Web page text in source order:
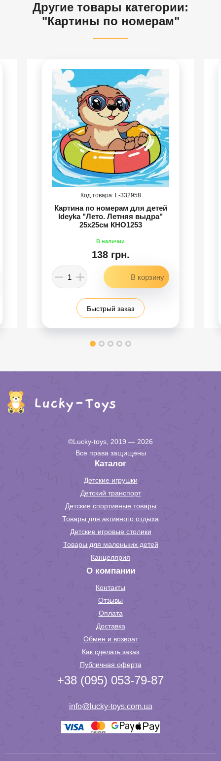
Другие товары категории:
"Картины по номерам"
332958
Картина по номерам для детей
Ideyka "Лето. Летняя выдра"
25х25см КНО1253
138 грн.
Быстрый заказ
©Lucky-toys, 2019 — 2026
Все права защищены
Каталог
Детские игрушки
Детский транспорт
Детские спортивные товары
Товары для активного отдыха
Детские игровые столики
Товары для маленьких детей
Канцелярия
О компании
Контакты
Отзывы
Оплата
Доставка
Обмен и возврат
Как сделать заказ
Публичная оферта
+38 (095) 053-79-87
info@lucky-toys.com.ua